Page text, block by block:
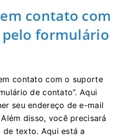
contato com
pelo formulário
contato com o suporte
de contato”. Aqui
seu endereço de e-mail
Além disso, você precisará
de texto. Aqui está a